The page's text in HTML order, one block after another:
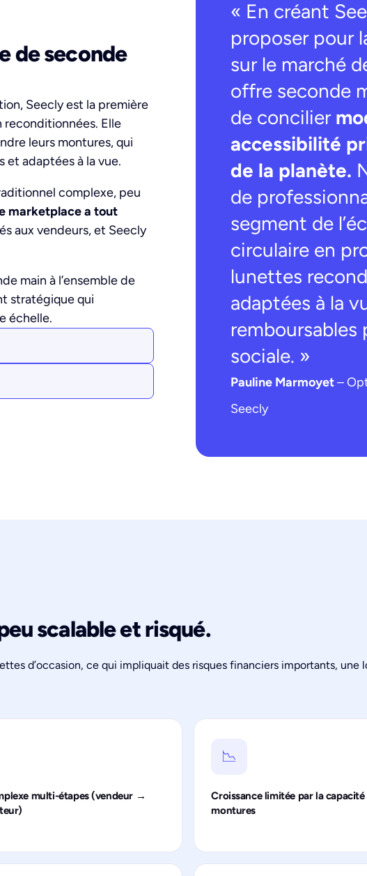
de seconde
Seecly est la première
Elle
leurs montures, qui
et adaptées à la vue.
complexe, peu
marketplace a tout
aux vendeurs, et Seecly
main à l’ensemble de
stratégique qui
échelle.
« En créant
proposer pour
sur le marché
offre seconde
de concilier
accessibilité
de la planète.
de
segment de
circulaire en
lunettes
adaptées à la
remboursables
sociale. »
Pauline Marmoyet–
Seecly
scalable et risqué.
d’occasion, ce qui impliquait des risques financiers importants, une
multi-étapes (vendeur →
📉
Croissance limitée par la
montures